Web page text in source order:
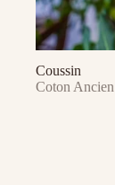
Coussin
Coton Ancien